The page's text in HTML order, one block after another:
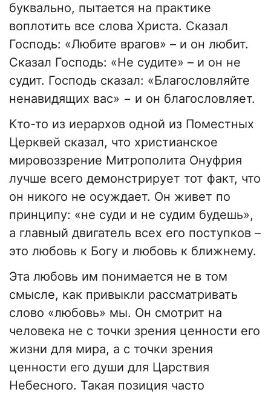
буквально, пытается на практике
воплотить все слова Христа. Сказал
Господь: «Любите врагов» – и он любит.
Сказал Господь: «Не судите» – и он не
судит. Господь сказал: «Благословляйте
ненавидящих вас» − и он благословляет.
Кто-то из иерархов одной из Поместных
Церквей сказал, что христианское
мировоззрение Митрополита Онуфрия
лучше всего демонстрирует тот факт, что
он никого не осуждает. Он живет по
принципу: «не суди и не судим будешь»,
а главный двигатель всех его поступков –
это любовь к Богу и любовь к ближнему.
Эта любовь им понимается не в том
смысле, как привыкли рассматривать
слово «любовь» мы. Он смотрит на
человека не с точки зрения ценности его
жизни для мира, а с точки зрения
ценности его души для Царствия
Небесного. Такая позиция часто